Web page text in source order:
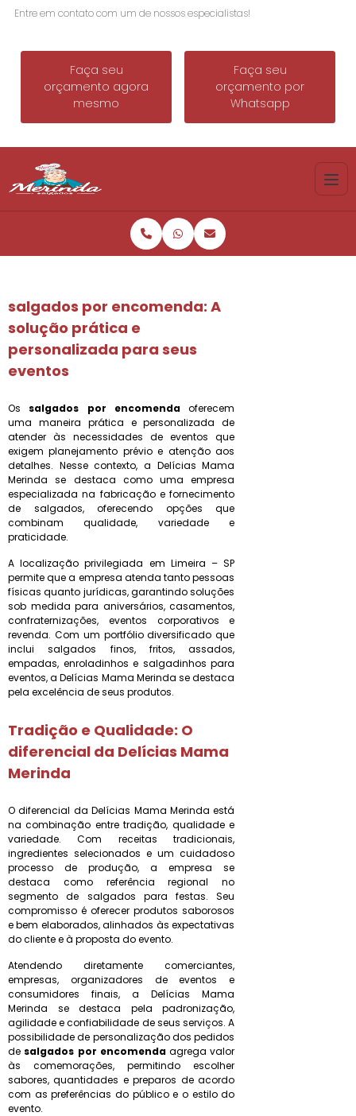
Entre em contato com um de nossos especialistas!
Faça seu
orçamento agora
mesmo
Faça seu
orçamento por
Whatsapp
salgados por encomenda: A
solução prática e
personalizada para seus
eventos
Os salgados por encomendaoferecem
uma maneira prática e personalizada de
atender às necessidades de eventos que
exigem planejamento prévio e atenção aos
detalhes. Nesse contexto, a Delícias Mama
Merinda se destaca como uma empresa
especializada na fabricação e fornecimento
de salgados, oferecendo opções que
combinam qualidade, variedade e
praticidade.
A localização privilegiada em Limeira – SP
permite que a empresa atenda tanto pessoas
físicas quanto jurídicas, garantindo soluções
sob medida para aniversários, casamentos,
confraternizações, eventos corporativos e
revenda. Com um portfólio diversificado que
inclui salgados finos, fritos, assados,
empadas, enroladinhos e salgadinhos para
eventos, a Delícias Mama Merinda se destaca
pela excelência de seus produtos.
Tradição e Qualidade: O
diferencial da Delícias Mama
Merinda
O diferencial da Delícias Mama Merinda está
na combinação entre tradição, qualidade e
variedade. Com receitas tradicionais,
ingredientes selecionados e um cuidadoso
processo de produção, a empresa se
destaca como referência regional no
segmento de salgados para festas. Seu
compromisso é oferecer produtos saborosos
e bem elaborados, alinhados às expectativas
do cliente e à proposta do evento.
Atendendo diretamente comerciantes,
empresas, organizadores de eventos e
consumidores finais, a Delícias Mama
Merinda se destaca pela padronização,
agilidade e confiabilidade de seus serviços. A
possibilidade de personalização dos pedidos
de salgados por encomendaagrega valor
às comemorações, permitindo escolher
sabores, quantidades e preparos de acordo
com as preferências do público e o estilo do
evento.